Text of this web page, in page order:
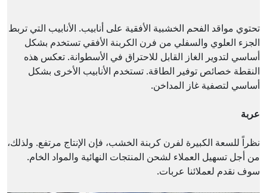
تحتوي مواقد الفحم الخشبية الأفقية على أنابيب. الأنابيب التي تربط
الجزء العلوي والسفلي من فرن الكربنة الأفقي تستخدم بشكل
أساسي لتدوير الغاز القابل للاحتراق في الأسطوانة. تعكس هذه
النقطة خصائص توفير الطاقة. تستخدم الأنابيب الأخرى بشكل
أساسي لتصفية غاز المداخن.
عربة
نظراً للسعة الكبيرة لفرن كربنة الخشب، فإن الإنتاج مرتفع. ولذلك،
من أجل تسهيل العملاء لشحن المنتجات النهائية والمواد الخام.
سوف نقدم لعملائنا عربات.